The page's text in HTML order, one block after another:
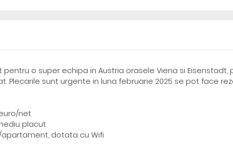
o super echipa in Austria orasele Viena si Eisenstadt,
.Plecarile sunt urgente in luna februarie 2025 se pot face
net
placut
dotata cu Wifi